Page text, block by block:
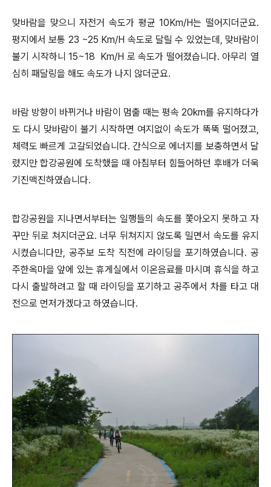
맞바람을 맞으니 자전거 속도가 평균 10Km/H는 떨어지더군요.
평지에서 보통 23 ~25 Km/H 속도로 달릴 수 있었는데, 맞바람이
불기 시작하니 15~18 Km/H 로 속도가 떨어졌습니다. 아무리 열
심히 패달링을 해도 속도가 나지 않더군요.
바람 방향이 바뀌거나 바람이 멈출 때는 평속 20km를 유지하다가
도 다시 맞바람이 불기 시작하면 여지없이 속도가 뚝뚝 떨어졌고,
체력도 빠르게 고갈되었습니다. 간식으로 에너지를 보충하면서 달
렸지만 합강공원에 도착했을 때 아침부터 힘들어하던 후배가 더욱
기진맥진하였습니다.
합강공원을 지나면서부터는 일행들의 속도를 쫓아오지 못하고 자
꾸만 뒤로 쳐지더군요. 너무 뒤쳐지지 않도록 밀면서 속도를 유지
시켰습니다만, 공주보 도착 직전에 라이딩을 포기하였습니다. 공
주한옥마을 앞에 있는 휴게실에서 이온음료를 마시며 휴식을 하고
다시 출발하려고 할 때 라이딩을 포기하고 공주에서 차를 타고 대
전으로 먼저가겠다고 하였습니다.